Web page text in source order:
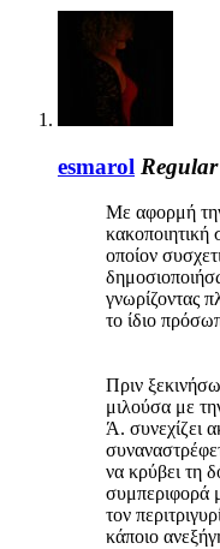
esmarol
Με αφορμή
οποίον
γνωρίζοντας
το ίδιο
Πριν
μιλούσα με
Ά. συνεχίζει
να κρύβει τη
συμπεριφορά
τον
κάποιο